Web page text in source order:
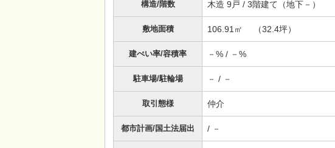
構造/階数 木造 9戸 / 3階建て（地下－）
敷地面積 106.91㎡ （32.4坪）
建ぺい率/容積率 －% / －%
駐車場/駐輪場 － / －
取引態様 仲介
都市計画/国土法届出 / －